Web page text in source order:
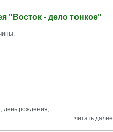
"Восток - дело тонкое"
, день рождения,
читать далее